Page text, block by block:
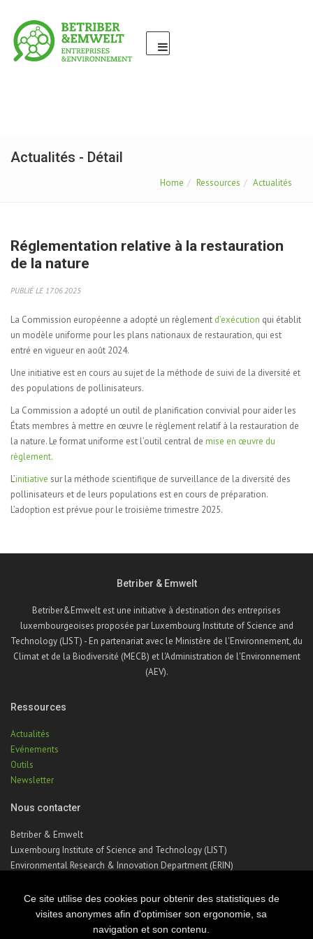
Ce site utilise des cookies pour obtenir des statistiques de
visites anonymes afin d'optimiser son ergonomie, sa
navigation et son contenu.
Actualités - Détail
Home Ressources Actualités
Réglementation relative à la restauration
de la nature
PUBLIÉ LE 17.06.2025
La Commission européenne a adopté un règlement d’exécution qui établit
un modèle uniforme pour les plans nationaux de restauration, qui est
entré en vigueur en août 2024.
Une initiative est en cours au sujet de la méthode de suivi de la diversité et
des populations de pollinisateurs.
La Commission a adopté un outil de planification convivial pour aider les
États membres à mettre en œuvre le règlement relatif à la restauration de
la nature. Le format uniforme est l’outil central de mise en œuvre du
règlement.
L’initiative sur la méthode scientifique de surveillance de la diversité des
pollinisateurs et de leurs populations est en cours de préparation.
L’adoption est prévue pour le troisième trimestre 2025.
Betriber & Emwelt
Betriber&Emwelt est une initiative à destination des entreprises
luxembourgeoises proposée par Luxembourg Institute of Science and
Technology (LIST) - En partenariat avec le Ministère de l'Environnement, du
Climat et de la Biodiversité (MECB) et l'Administration de l'Environnement
(AEV).
Ressources
Actualités
Evénements
Outils
Newsletter
Nous contacter
Betriber & Emwelt
Luxembourg Institute of Science and Technology (LIST)
Environmental Research & Innovation Department (ERIN)
Téléphone : +352 275 888 – 1
Email :betriber-emwelt@list.lu